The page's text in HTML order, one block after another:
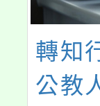
轉知
公教